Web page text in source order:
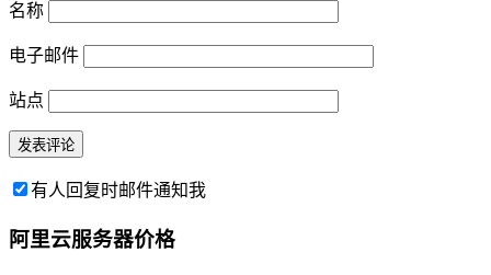
名称
电子邮件
站点
有人回复时邮件通知我
阿里云服务器价格